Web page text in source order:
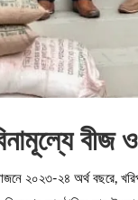
বীজ
২০২৩-২৪ অর্থ বছরে,